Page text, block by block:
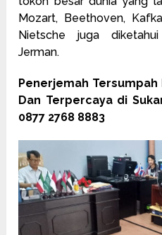
Mozart, Beethoven,
Nietsche juga
Jerman.
Penerjemah
Dan Terpercaya di
0877 2768 8883